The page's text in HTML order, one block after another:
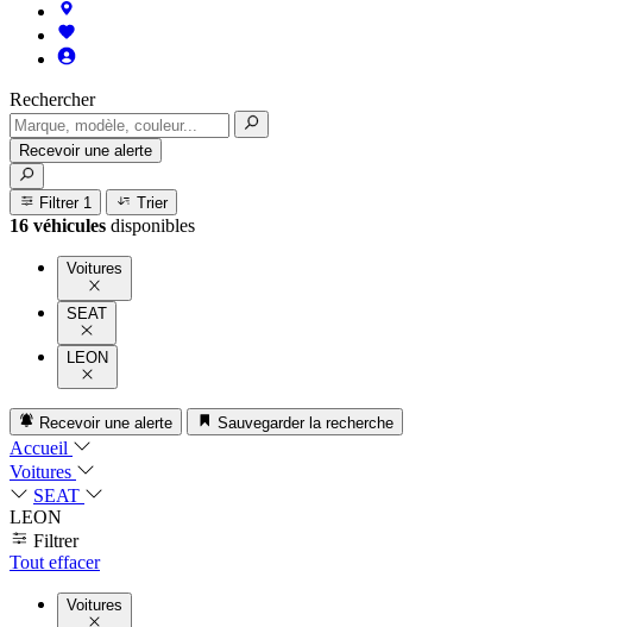
Rechercher
Recevoir une alerte
Filtrer 1 Trier
16 véhicules disponibles
Voitures
SEAT
LEON
Recevoir une alerte Sauvegarder la recherche
Accueil
Voitures
SEAT
LEON
Filtrer
Tout effacer
Voitures